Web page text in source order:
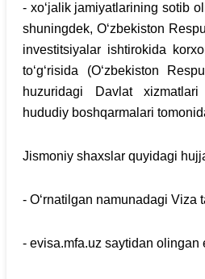
- xo‘jalik jamiyatlarining sotib
shuningdek, O‘zbekiston
investitsiyalar ishtirokida
to‘g‘risida (O‘zbekiston
huzuridagi Davlat
hududiy boshqarmalari
Jismoniy shaxslar quyidagi
- O‘rnatilgan namunadagi Viza
- evisa.mfa.uz saytidan olingan